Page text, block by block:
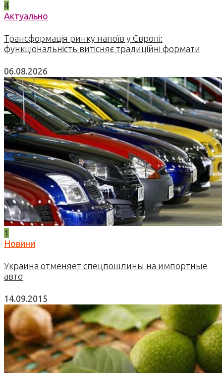
4
Актуально
Трансформація ринку напоїв у Європі:
функціональність витісняє традиційні формати
06.08.2026
1
Новини
Украина отменяет спецпошлины на импортные
авто
14.09.2015